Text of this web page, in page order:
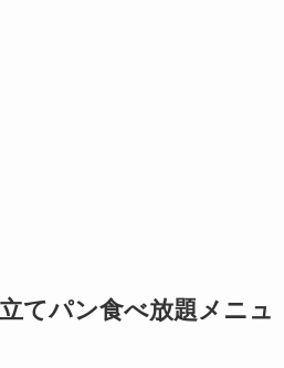
てパン食べ放題メニュ